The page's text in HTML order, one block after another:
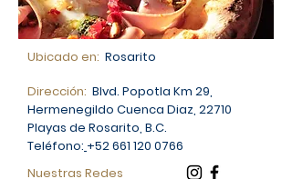
Ubicado en: Rosarito
Dirección: Blvd. Popotla Km 29,
Hermenegildo Cuenca Diaz, 22710
Playas de Rosarito, B.C.
Teléfono: +52 661 120 0766
Nuestras Redes